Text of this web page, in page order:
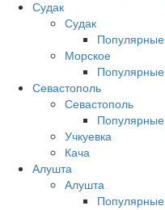
Судак
Судак
Популярные
Морское
Популярные
Севастополь
Севастополь
Популярные
Учкуевка
Кача
Алушта
Алушта
Популярные